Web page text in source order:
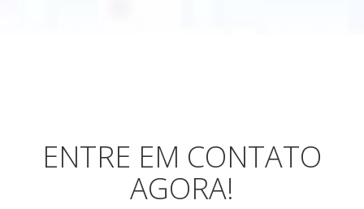
ENTRE EM CONTATO
AGORA!